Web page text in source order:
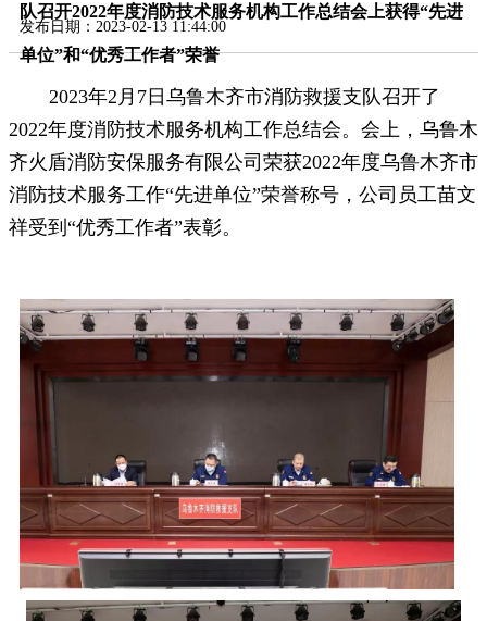
队召开2022年度消防技术服务机构工作总结会上获得“先进
单位”和“优秀工作者”荣誉
发布日期：2023-02-13 11:44:00
2023年2月7日乌鲁木齐市消防救援支队召开了
2022年度消防技术服务机构工作总结会。会上，乌鲁木
齐火盾消防安保服务有限公司荣获2022年度乌鲁木齐市
消防技术服务工作“先进单位”荣誉称号，公司员工苗文
祥受到“优秀工作者”表彰。